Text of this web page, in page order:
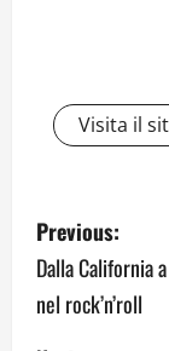
Visita il
P
o
s
Previous:
Dalla California
nel rock’n’roll